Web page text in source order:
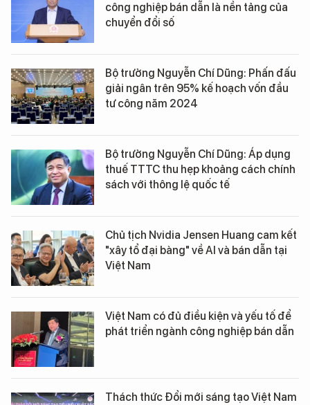
công nghiệp bán dẫn là nền tảng của
chuyển đổi số
Bộ trưởng Nguyễn Chí Dũng: Phấn đấu
giải ngân trên 95% kế hoạch vốn đầu
tư công năm 2024
Bộ trưởng Nguyễn Chí Dũng: Áp dụng
thuế TTTC thu hẹp khoảng cách chính
sách với thông lệ quốc tế
Chủ tịch Nvidia Jensen Huang cam kết
"xây tổ đại bàng" về AI và bán dẫn tại
Việt Nam
Việt Nam có đủ điều kiện và yếu tố để
phát triển ngành công nghiệp bán dẫn
Thách thức Đổi mới sáng tạo Việt Nam